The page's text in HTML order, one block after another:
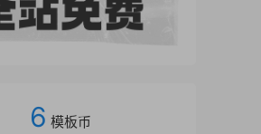
6 模板币